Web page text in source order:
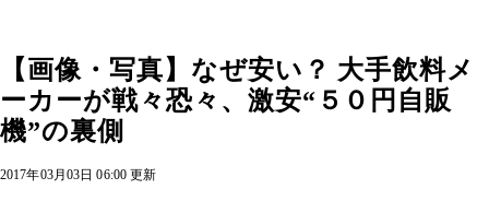
【画像・写真】なぜ安い？ 大手飲料メ
ーカーが戦々恐々、激安“５０円自販
機”の裏側
2017年03月03日 06:00 更新